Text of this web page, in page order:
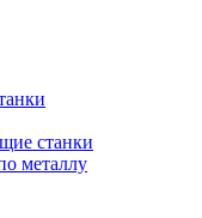
станки
металлу